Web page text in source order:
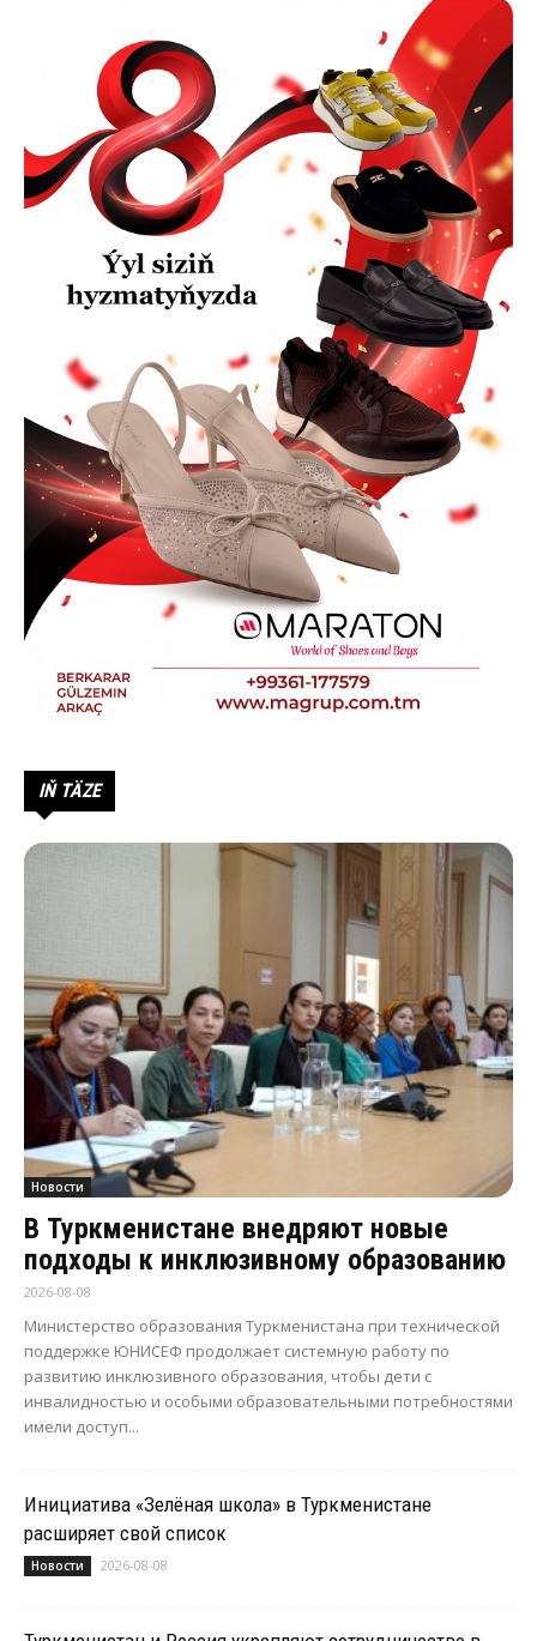
IŇ TÄZE
Новости
В Туркменистане внедряют новые
подходы к инклюзивному образованию
2026-08-08
Министерство образования Туркменистана при технической
поддержке ЮНИСЕФ продолжает системную работу по
развитию инклюзивного образования, чтобы дети с
инвалидностью и особыми образовательными потребностями
имели доступ...
Инициатива «Зелёная школа» в Туркменистане
расширяет свой список
Новости 2026-08-08